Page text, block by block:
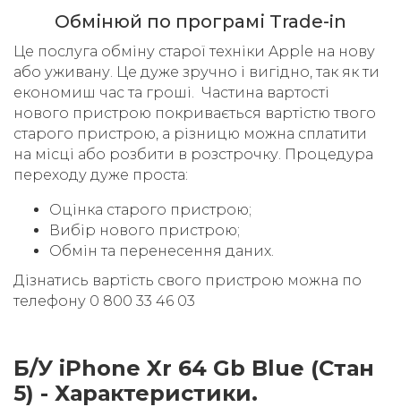
Обмінюй по програмі Trade-in
Це послуга обміну старої техніки Apple на нову
або уживану. Це дуже зручно і вигідно, так як ти
економиш час та гроші. Частина вартості
нового пристрою покривається вартістю твого
старого пристрою, а різницю можна сплатити
на місці або розбити в розстрочку. Процедура
переходу дуже проста:
Оцінка старого пристрою;
Вибір нового пристрою;
Обмін та перенесення даних.
Дізнатись вартість свого пристрою можна по
телефону 0 800 33 46 03
Б/У iPhone Xr 64 Gb Blue (Стан
5) - Характеристики.